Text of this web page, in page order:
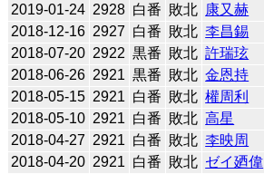
2019-01-24 2928 白番 敗北 康又赫
2018-12-16 2927 白番 敗北 李昌錫
2018-07-20 2922 黒番 敗北 許瑞玹
2018-06-26 2921 黒番 敗北 金恩持
2018-05-15 2921 白番 敗北 權周利
2018-05-10 2921 白番 敗北 高星
2018-04-27 2921 白番 敗北 李映周
2018-04-20 2921 白番 敗北 ゼイ廼偉